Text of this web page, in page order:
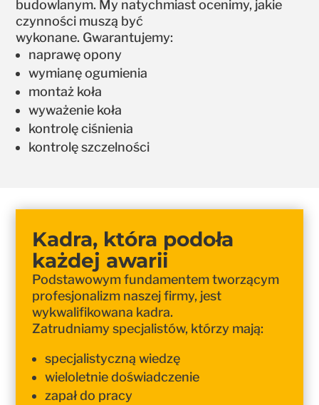
budowlanym. My natychmiast ocenimy, jakie
czynności muszą być
wykonane. Gwarantujemy:
naprawę opony
wymianę ogumienia
montaż koła
wyważenie koła
kontrolę ciśnienia
kontrolę szczelności
Kadra, która podoła
każdej awarii
Podstawowym fundamentem tworzącym
profesjonalizm naszej firmy, jest
wykwalifikowana kadra.
Zatrudniamy specjalistów, którzy mają:
specjalistyczną wiedzę
wieloletnie doświadczenie
zapał do pracy